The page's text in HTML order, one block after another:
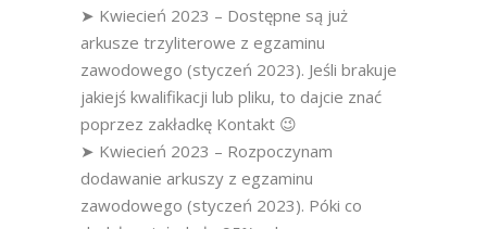
➤ Kwiecień 2023 – Dostępne są już
arkusze trzyliterowe z egzaminu
zawodowego (styczeń 2023). Jeśli brakuje
jakiejś kwalifikacji lub pliku, to dajcie znać
poprzez zakładkę Kontakt 😉
➤ Kwiecień 2023 – Rozpoczynam
dodawanie arkuszy z egzaminu
zawodowego (styczeń 2023). Póki co